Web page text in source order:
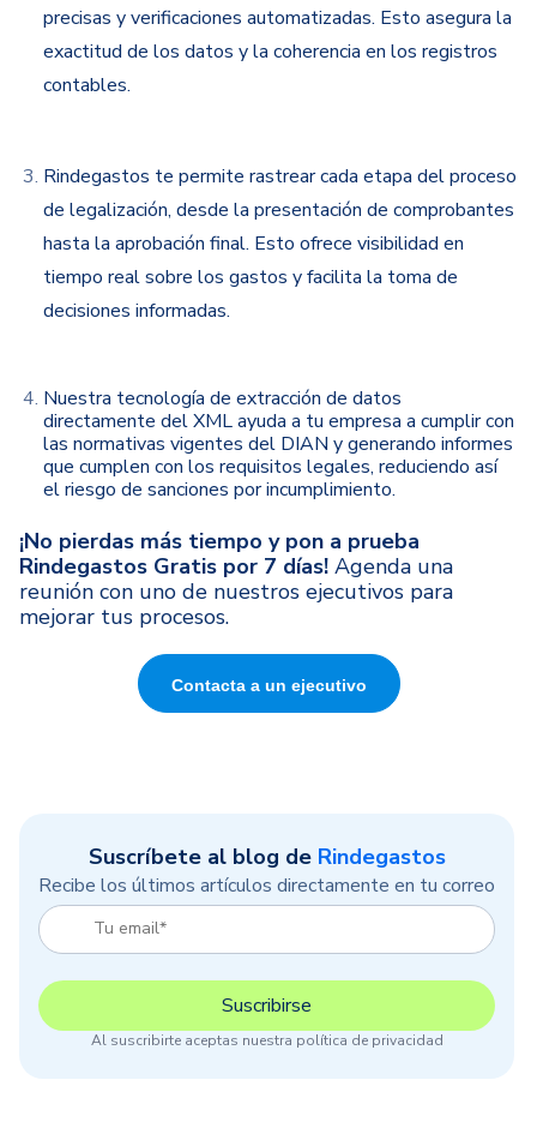
Suscríbete al blog de Rindegastos
Recibe los últimos artículos directamente en tu correo
Al suscribirte aceptas nuestra política de privacidad
precisas y verificaciones automatizadas. Esto asegura la
exactitud de los datos y la coherencia en los registros
contables.
Rindegastos te permite rastrear cada etapa del proceso
de legalización, desde la presentación de comprobantes
hasta la aprobación final. Esto ofrece visibilidad en
tiempo real sobre los gastos y facilita la toma de
decisiones informadas.
Nuestra tecnología de extracción de datos
directamente del XML ayuda a tu empresa a cumplir con
las normativas vigentes del DIAN y generando informes
que cumplen con los requisitos legales, reduciendo así
el riesgo de sanciones por incumplimiento.
¡No pierdas más tiempo y pon a prueba
Rindegastos Gratis por 7 días! Agenda una
reunión con uno de nuestros ejecutivos para
mejorar tus procesos.
Contacta a un ejecutivo